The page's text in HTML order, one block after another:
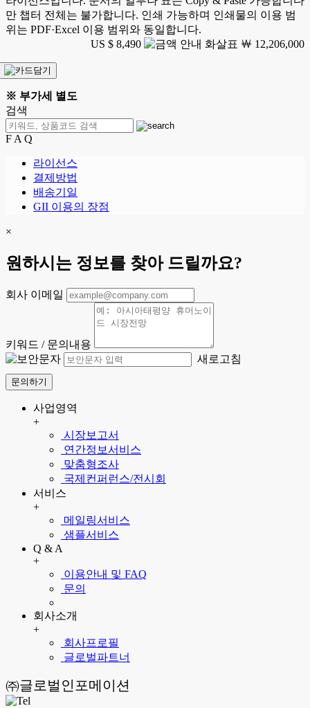
만 챕터 전체는 불가합니다. 인쇄 가능하며 인쇄물의 이용 범
위는 PDF·Excel 이용 범위와 동일합니다.
US $ 8,490
￦ 12,206,000
※ 부가세 별도
검색
F A Q
라이선스
결제방법
배송기일
GII 이용의 장점
×
원하시는 정보를 찾아 드릴까요?
회사 이메일
키워드 / 문의내용
새로고침
문의하기
사업영역
+
시장보고서
연간정보서비스
맞춤형조사
국제컨퍼런스/전시회
서비스
+
메일링서비스
샘플서비스
Q & A
+
이용안내 및 FAQ
문의
회사소개
+
회사프로필
글로벌파트너
㈜글로벌인포메이션